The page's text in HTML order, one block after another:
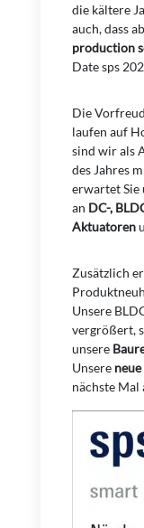
die kältere
auch, dass
production
Date sps
Die
laufen auf
sind wir als
des Jahres
erwartet
an DC-,
Aktuatoren
Zusätzlich
Unsere
vergrößert,
unsere
Unsereneue
nächste